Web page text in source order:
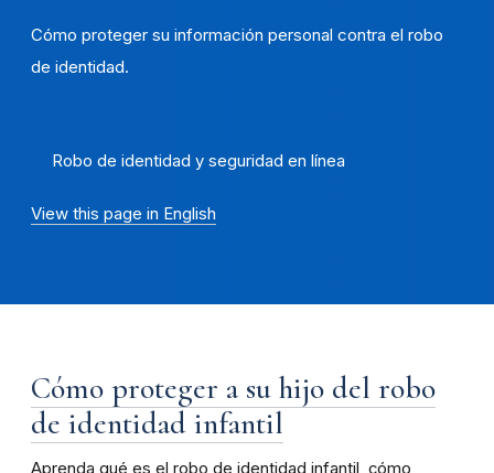
Cómo proteger su información personal contra el robo
de identidad.
Robo de identidad y seguridad en línea
View this page in English
Cómo proteger a su hijo del robo
de identidad infantil